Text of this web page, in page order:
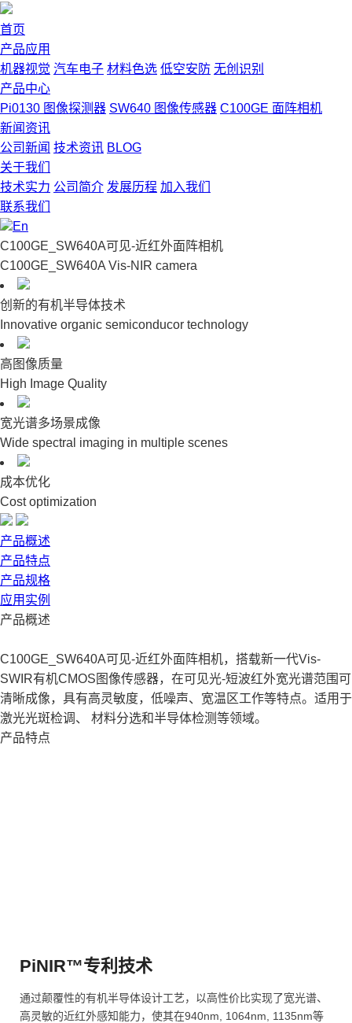
首页
产品应用
机器视觉 汽车电子 材料色选 低空安防 无创识别
产品中心
Pi0130 图像探测器 SW640 图像传感器 C100GE 面阵相机
新闻资讯
公司新闻 技术资讯 BLOG
关于我们
技术实力 公司简介 发展历程 加入我们
联系我们
En
C100GE_SW640A可见-近红外面阵相机
C100GE_SW640A Vis-NIR camera
创新的有机半导体技术
Innovative organic semiconducor technology
高图像质量
High Image Quality
宽光谱多场景成像
Wide spectral imaging in multiple scenes
成本优化
Cost optimization
产品概述
产品特点
产品规格
应用实例
产品概述
C100GE_SW640A可见-近红外面阵相机，搭载新一代Vis-
SWIR有机CMOS图像传感器，在可见光-短波红外宽光谱范围可
清晰成像，具有高灵敏度，低噪声、宽温区工作等特点。适用于
激光光斑检调、 材料分选和半导体检测等领域。
产品特点
PiNIR™专利技术
通过颠覆性的有机半导体设计工艺，以高性价比实现了宽光谱、
高灵敏的近红外感知能力，使其在940nm, 1064nm, 1135nm等